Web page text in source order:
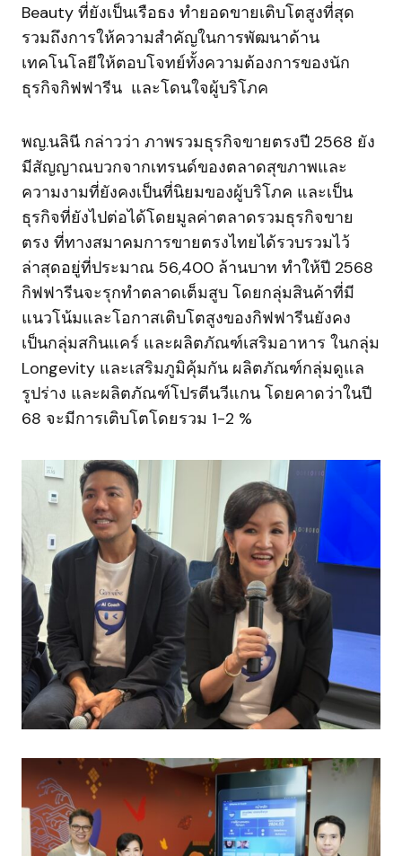
Beauty ที่ยังเป็นเรือธง ทำยอดขายเติบโตสูงที่สุด
รวมถึงการให้ความสำคัญในการพัฒนาด้าน
เทคโนโลยีให้ตอบโจทย์ทั้งความต้องการของนัก
ธุรกิจกิฟฟารีน และโดนใจผู้บริโภค
พญ.นลินี กล่าวว่า ภาพรวมธุรกิจขายตรงปี 2568 ยัง
มีสัญญาณบวกจากเทรนด์ของตลาดสุขภาพและ
ความงามที่ยังคงเป็นที่นิยมของผู้บริโภค และเป็น
ธุรกิจที่ยังไปต่อได้โดยมูลค่าตลาดรวมธุรกิจขาย
ตรง ที่ทางสมาคมการขายตรงไทยได้รวบรวมไว้
ล่าสุดอยู่ที่ประมาณ 56,400 ล้านบาท ทำให้ปี 2568
กิฟฟารีนจะรุกทำตลาดเต็มสูบ โดยกลุ่มสินค้าที่มี
แนวโน้มและโอกาสเติบโตสูงของกิฟฟารีนยังคง
เป็นกลุ่มสกินแคร์ และผลิตภัณฑ์เสริมอาหาร ในกลุ่ม
Longevity และเสริมภูมิคุ้มกัน ผลิตภัณฑ์กลุ่มดูแล
รูปร่าง และผลิตภัณฑ์โปรตีนวีแกน โดยคาดว่าในปี
68 จะมีการเติบโตโดยรวม 1-2 %